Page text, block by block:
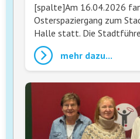
[spalte]Am 16.04.2026
Osterspaziergang zum
Halle statt. Die
mehr dazu...